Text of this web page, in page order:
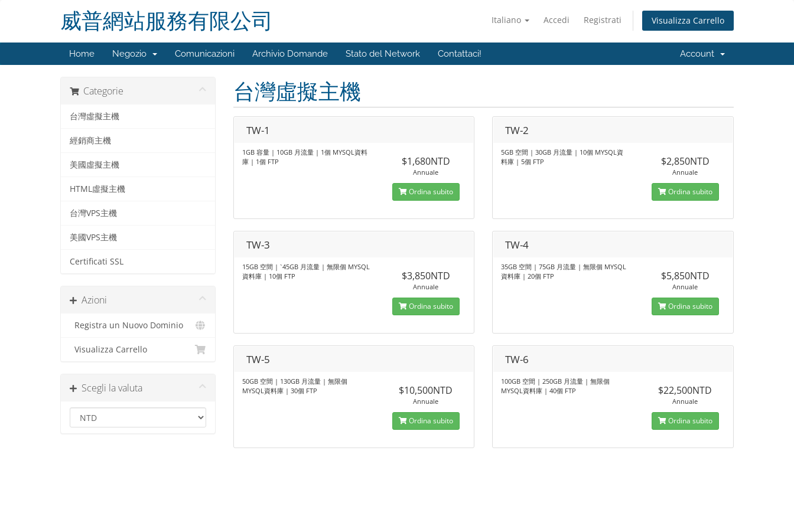
Italiano Accedi Registrati Visualizza Carrello
威普網站服務有限公司
Home Negozio Comunicazioni Archivio Domande Stato del Network Contattaci! Account
Categorie
台灣虛擬主機
經銷商主機
美國虛擬主機
HTML虛擬主機
台灣VPS主機
美國VPS主機
Certificati SSL
Azioni
Registra un Nuovo Dominio
Visualizza Carrello
Scegli la valuta
台灣虛擬主機
TW-1
1GB 容量 | 10GB 月流量 | 1個 MYSQL資料
庫 | 1個 FTP
$1,680NTD
Annuale
Ordina subito
TW-2
5GB 空間 | 30GB 月流量 | 10個 MYSQL資
料庫 | 5個 FTP
$2,850NTD
Annuale
Ordina subito
TW-3
15GB 空間 | ˋ45GB 月流量 | 無限個 MYSQL
資料庫 | 10個 FTP
$3,850NTD
Annuale
Ordina subito
TW-4
35GB 空間 | 75GB 月流量 | 無限個 MYSQL
資料庫 | 20個 FTP
$5,850NTD
Annuale
Ordina subito
TW-5
50GB 空間 | 130GB 月流量 | 無限個
MYSQL資料庫 | 30個 FTP
$10,500NTD
Annuale
Ordina subito
TW-6
100GB 空間 | 250GB 月流量 | 無限個
MYSQL資料庫 | 40個 FTP
$22,500NTD
Annuale
Ordina subito